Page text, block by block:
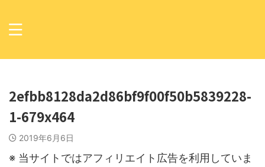
2efbb8128da2d86bf9f00f50b5839228-
1-679x464
2019年6月6日
※ 当サイトではアフィリエイト広告を利用していま